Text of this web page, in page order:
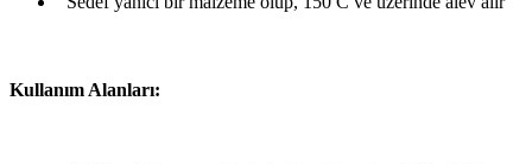
Kullanım Alanları: